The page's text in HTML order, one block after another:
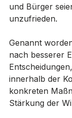
und Bürger
unzufrieden.
Genannt
nach besserer
innerhalb der
konkreten
Stärkung der